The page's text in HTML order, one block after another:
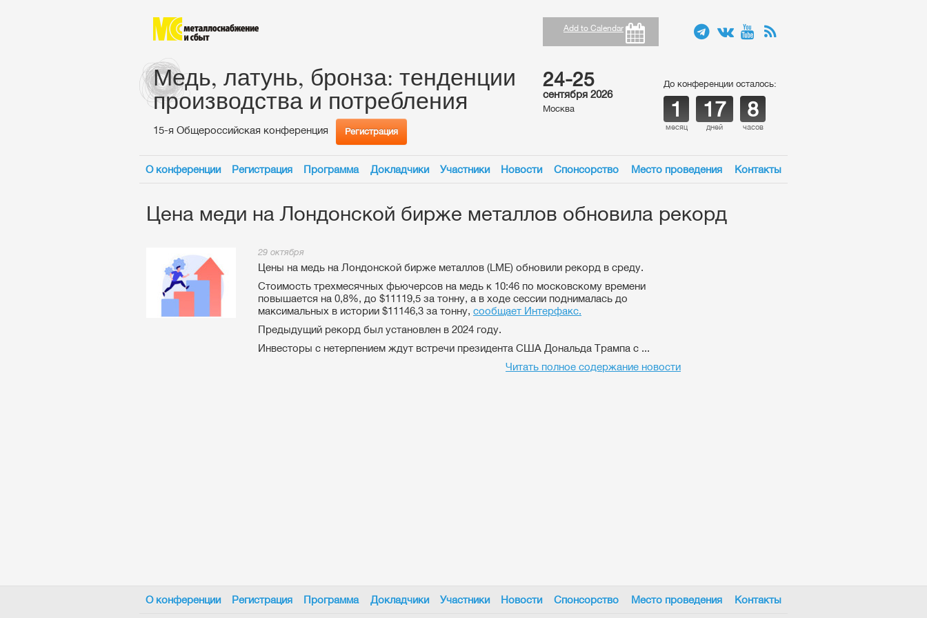
Add to Calendar
Медь, латунь, бронза: тенденции
производства и потребления
15-я Общероссийская конференция Регистрация
24-25
сентября 2026
Москва
До конференции осталось:
1
месяц
17
дней
8
часов
О конференции Регистрация Программа Докладчики Участники Новости Спонсорство Место проведения Контакты
Цена меди на Лондонской бирже металлов обновила рекорд
29 октября
Цены на медь на Лондонской бирже металлов (LME) обновили рекорд в среду.
Стоимость трехмесячных фьючерсов на медь к 10:46 по московскому времени
повышается на 0,8%, до $11119,5 за тонну, а в ходе сессии поднималась до
максимальных в истории $11146,3 за тонну, сообщает Интерфакс.
Предыдущий рекорд был установлен в 2024 году.
Инвесторы с нетерпением ждут встречи президента США Дональда Трампа с ...
Читать полное содержание новости
О конференции Регистрация Программа Докладчики Участники Новости Спонсорство Место проведения Контакты